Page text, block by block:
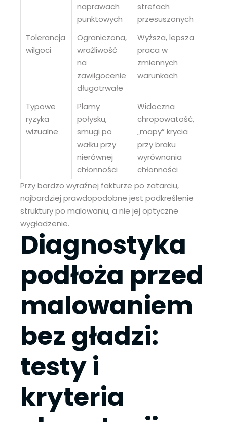
naprawach
punktowych
strefach
przesuszonych
Tolerancja
wilgoci
Ograniczona,
wrażliwość
na
zawilgocenie
długotrwałe
Wyższa, lepsza
praca w
zmiennych
warunkach
Typowe
ryzyka
wizualne
Plamy
połysku,
smugi po
wałku przy
nierównej
chłonności
Widoczna
chropowatość,
„mapy” krycia
przy braku
wyrównania
chłonności
Przy bardzo wyraźnej fakturze po zatarciu,
najbardziej prawdopodobne jest podkreślenie
struktury po malowaniu, a nie jej optyczne
wygładzenie.
Diagnostyka
podłoża przed
malowaniem
bez gładzi:
testy i
kryteria